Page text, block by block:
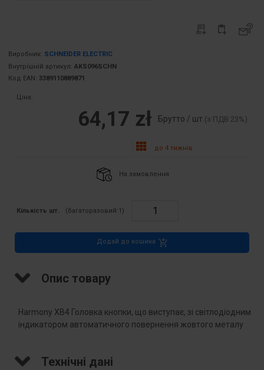
Виробник: SCHNEIDER ELECTRIC
Внутрішній артикул: AKS096SCHN
Код EAN: 3389110889871
Ціна:
64,17 zł Брутто / шт.(з ПДВ 23%)
до 4 тижнів
На замовлення
Кількість шт. (багаторазовий:1 )
Додай до кошика
Опис товару
Harmony XB4 Головка кнопки, що виступає, зі світлодіодним
індикатором автоматичного повернення жовтого металу
Технічні дані